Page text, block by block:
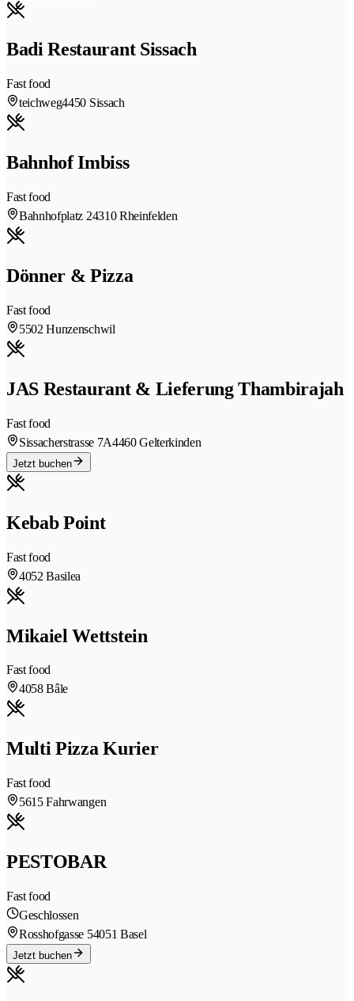
Badi Restaurant Sissach
Fast food
teichweg4450 Sissach
Bahnhof Imbiss
Fast food
Bahnhofplatz 24310 Rheinfelden
Dönner & Pizza
Fast food
5502 Hunzenschwil
JAS Restaurant & Lieferung Thambirajah
Fast food
Sissacherstrasse 7A4460 Gelterkinden
Jetzt buchen
Kebab Point
Fast food
4052 Basilea
Mikaiel Wettstein
Fast food
4058 Bâle
Multi Pizza Kurier
Fast food
5615 Fahrwangen
PESTOBAR
Fast food
Geschlossen
Rosshofgasse 54051 Basel
Jetzt buchen